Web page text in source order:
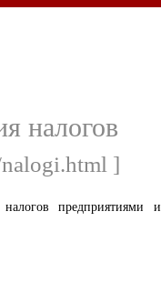
налогов
]
предприятиями и